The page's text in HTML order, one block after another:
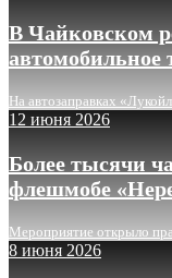
В Чайковском
автомобильное
На автозаправках
12 июня 2026
Более тысячи
флешмобе
Мероприятие открыло
8 июня 2026